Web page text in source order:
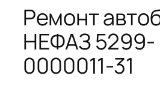
Ремонт
НЕФАЗ 5299-
0000011-31